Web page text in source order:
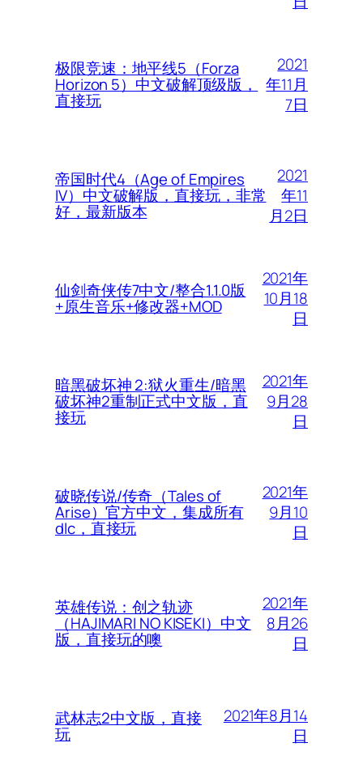
极限竞速：地平线5（Forza
Horizon 5）中文破解顶级版，
直接玩
2021
年11月
7日
帝国时代4（Age of Empires
IV）中文破解版，直接玩，非常
好，最新版本
2021
年11
月2日
仙剑奇侠传7中文/整合1.1.0版
+原生音乐+修改器+MOD
2021年
10月18
日
暗黑破坏神 2:狱火重生/暗黑
破坏神2重制正式中文版，直
接玩
2021年
9月28
日
破晓传说/传奇（Tales of
Arise）官方中文，集成所有
dlc，直接玩
2021年
9月10
日
英雄传说：创之轨迹
（HAJIMARI NO KISEKI）中文
版，直接玩的噢
2021年
8月26
日
武林志2中文版，直接
玩
2021年8月14
日